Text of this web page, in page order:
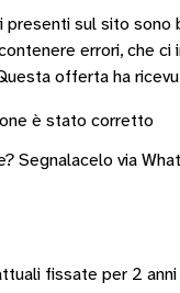
presenti sul sito sono
errori, che ci
offerta ha
è stato corretto
Segnalacelo via
fissate per 2 anni